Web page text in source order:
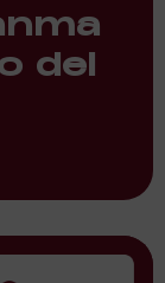
del